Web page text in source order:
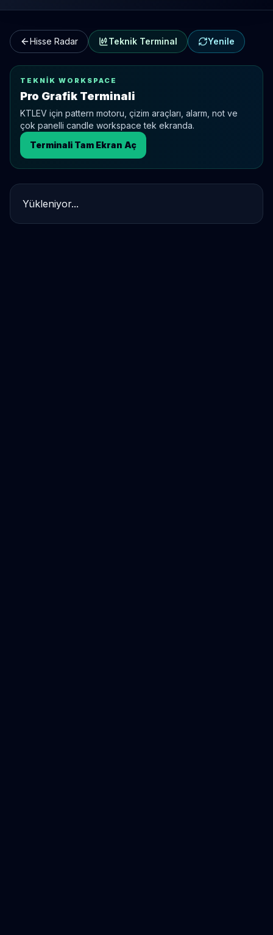
Hisse Radar Teknik Terminal Yenile
TEKNIK WORKSPACE
Pro Grafik Terminali
KTLEV için pattern motoru, çizim araçları, alarm, not ve
çok panelli candle workspace tek ekranda.
Terminali Tam Ekran Aç
Yükleniyor...